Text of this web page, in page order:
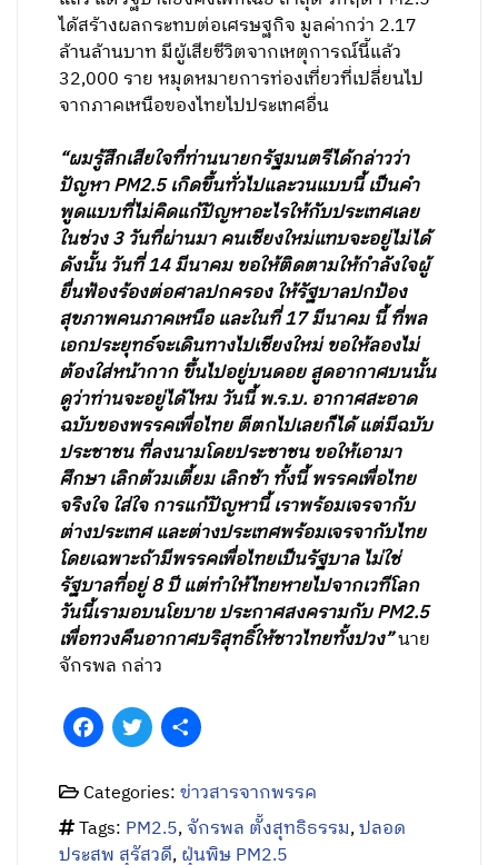
ได้สร้างผลกระทบต่อเศรษฐกิจ มูลค่ากว่า 2.17
ล้านล้านบาท มีผู้เสียชีวิตจากเหตุการณ์นี้แล้ว
32,000 ราย หมุดหมายการท่องเที่ยวที่เปลี่ยนไป
จากภาคเหนือของไทยไปประเทศอื่น
“ผมรู้สึกเสียใจที่ท่านนายกรัฐมนตรีได้กล่าวว่า
ปัญหา PM2.5 เกิดขึ้นทั่วไปและวนแบบนี้ เป็นคำ
พูดแบบที่ไม่คิดแก้ปัญหาอะไรให้กับประเทศเลย
ในช่วง 3 วันที่ผ่านมา คนเชียงใหม่แทบจะอยู่ไม่ได้
ดังนั้น วันที่ 14 มีนาคม ขอให้ติดตามให้กำลังใจผู้
ยื่นฟ้องร้องต่อศาลปกครอง ให้รัฐบาลปกป้อง
สุขภาพคนภาคเหนือ และในที่ 17 มีนาคม นี้ ที่พล
เอกประยุทธ์จะเดินทางไปเชียงใหม่ ขอให้ลองไม่
ต้องใส่หน้ากาก ขึ้นไปอยู่บนดอย สูดอากาศบนนั้น
ดูว่าท่านจะอยู่ได้ไหม วันนี้ พ.ร.บ. อากาศสะอาด
ฉบับของพรรคเพื่อไทย ตีตกไปเลยก็ได้ แต่มีฉบับ
ประชาชน ที่ลงนามโดยประชาชน ขอให้เอามา
ศึกษา เลิกต้วมเตี้ยม เลิกช้า ทั้งนี้ พรรคเพื่อไทย
จริงใจ ใส่ใจ การแก้ปัญหานี้ เราพร้อมเจรจากับ
ต่างประเทศ และต่างประเทศพร้อมเจรจากับไทย
โดยเฉพาะถ้ามีพรรคเพื่อไทยเป็นรัฐบาล ไม่ใช่
รัฐบาลที่อยู่ 8 ปี แต่ทำให้ไทยหายไปจากเวทีโลก
วันนี้เรามอบนโยบาย ประกาศสงครามกับ PM2.5
เพื่อทวงคืนอากาศบริสุทธิ์ให้ชาวไทยทั้งปวง”นาย
จักรพล กล่าว
FacebookTwitter
Categories:ข่าวสารจากพรรค
Tags: PM2.5,จักรพล ตั้งสุทธิธรรม,ปลอด
ประสพ สุรัสวดี,ฝุ่นพิษ PM2.5